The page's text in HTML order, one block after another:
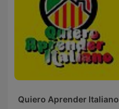
Quiero Aprender Italiano